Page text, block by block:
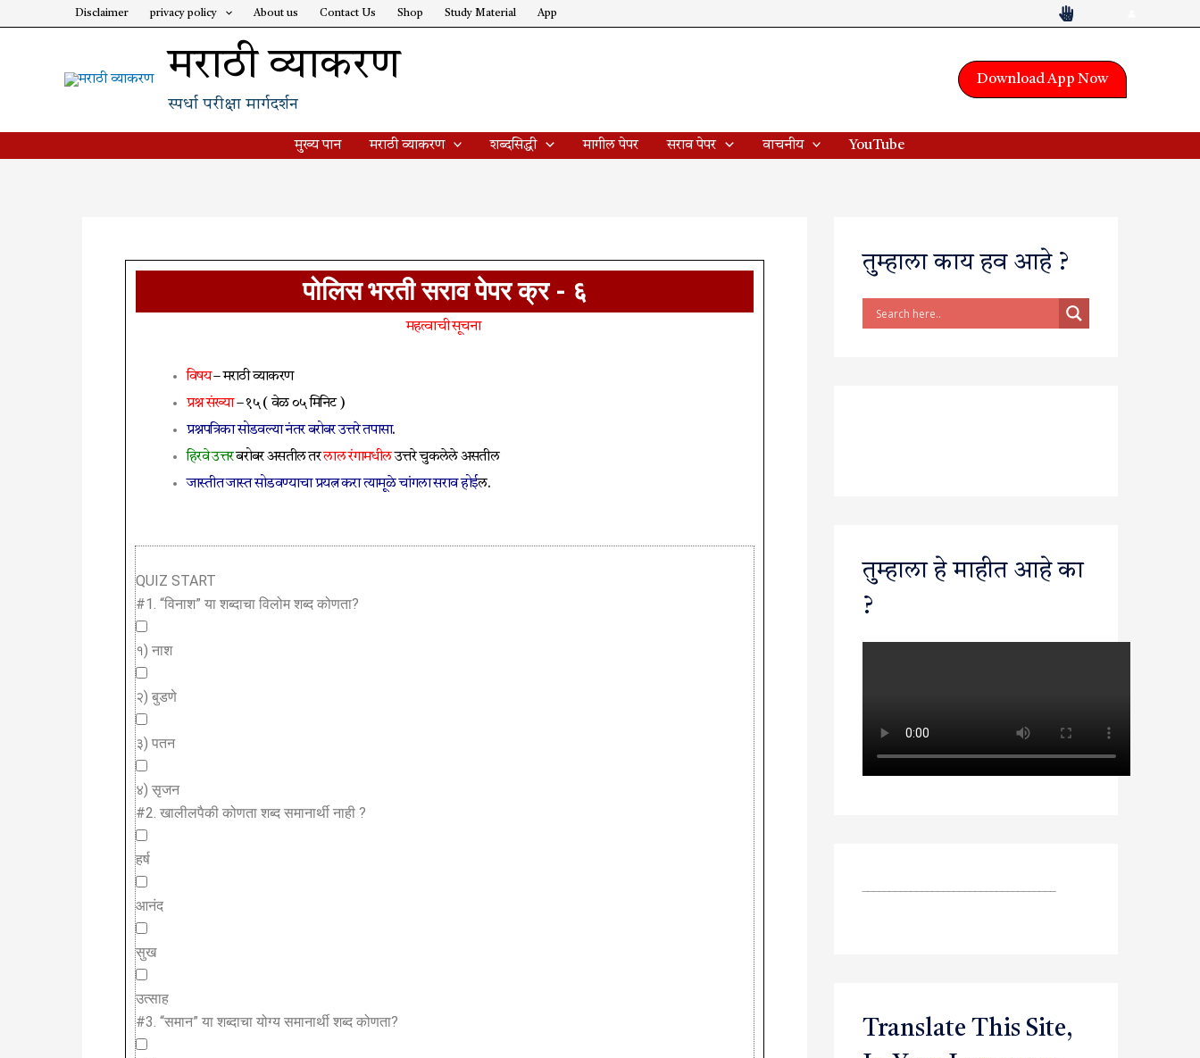
Disclaimer privacy policy About us Contact Us Shop Study Material App
मराठी व्याकरण
स्पर्धा परीक्षा मार्गदर्शन
Download App Now
मुख्य पान मराठी व्याकरण शब्दसिद्धी मागील पेपर सराव पेपर वाचनीय YouTube
पोलिस भरती सराव पेपर क्र - ६
महत्वाची सूचना
विषय– मराठी व्याकरण
प्रश्न संख्या– १५ ( वेळ ०५ मिनिट )
प्रश्नपत्रिका सोडवल्या नंतर बरोबर उत्तरे तपासा.
हिरवे उत्तरबरोबर असतील तरलाल रंगामधीलउत्तरे चुकलेले असतील
जास्तीत जास्त सोडवण्याचा प्रयत्न करा त्यामूळे चांगला सराव होईल.
QUIZ START
#1. “विनाश” या शब्दाचा विलोम शब्द कोणता?
१) नाश
२) बुडणे
३) पतन
४) सृजन
#2. खालीलपैकी कोणता शब्द समानार्थी नाही ?
हर्ष
आनंद
सुख
उत्साह
#3. “समान” या शब्दाचा योग्य समानार्थी शब्द कोणता?
तुम्हाला काय हव आहे ?
तुम्हाला हे माहीत आहे का
?
Translate This Site,